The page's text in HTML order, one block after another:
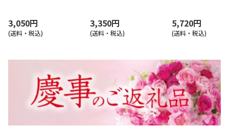
3,050円
(送料・税込)
3,350円
(送料・税込)
5,720円
(送料・税込)